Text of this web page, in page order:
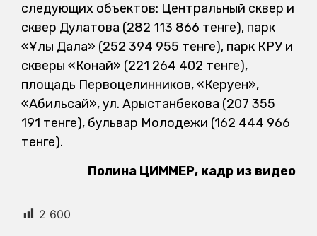
следующих объектов: Центральный сквер и
сквер Дулатова (282 113 866 тенге), парк
«Ұлы Дала» (252 394 955 тенге), парк КРУ и
скверы «Конай» (221 264 402 тенге),
площадь Первоцелинников, «Керуен»,
«Абильсай», ул. Арыстанбекова (207 355
191 тенге), бульвар Молодежи (162 444 966
тенге).
Полина ЦИММЕР, кадр из видео
2 600